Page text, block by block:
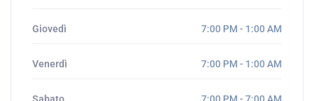
Giovedì 7:00 PM - 1:00 AM
Venerdì 7:00 PM - 1:00 AM
Sabato 7:00 PM - 7:00 AM